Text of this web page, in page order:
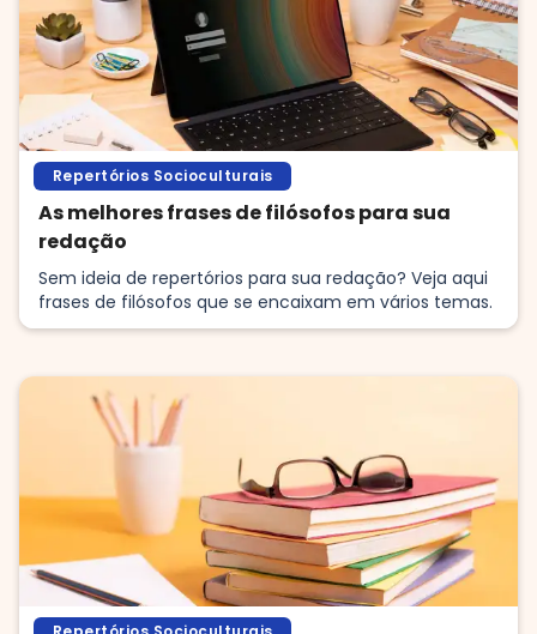
Repertórios Socioculturais
As melhores frases de filósofos para sua
redação
Sem ideia de repertórios para sua redação? Veja aqui
frases de filósofos que se encaixam em vários temas.